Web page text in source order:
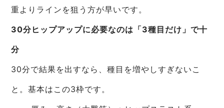
重よりラインを狙う方が早いです。
30分ヒップアップに必要なのは「3種目だけ」で十
分
30分で結果を出すなら、種目を増やしすぎないこ
と。基本はこの3枠です。